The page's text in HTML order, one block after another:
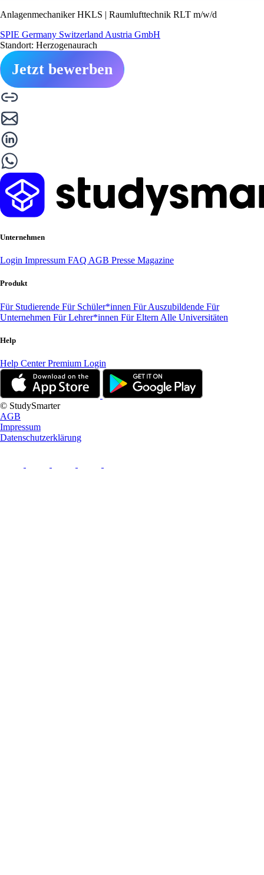
Anlagenmechaniker HKLS | Raumlufttechnik RLT m/w/d
SPIE Germany Switzerland Austria GmbH
Standort: Herzogenaurach
Jetzt bewerben
Unternehmen
Login Impressum FAQ AGB Presse Magazine
Produkt
Für Studierende Für Schüler*innen Für Auszubildende Für
Unternehmen Für Lehrer*innen Für Eltern Alle Universitäten
Help
Help CenterPremium Login
© StudySmarter
AGB
Impressum
Datenschutzerklärung